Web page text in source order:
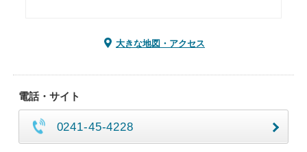
大きな地図・アクセス
電話・サイト
0241-45-4228